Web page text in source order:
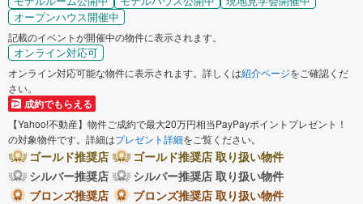
オープンハウス開催中
記載のイベントが開催中の物件に表示されます。
オンライン対応可
オンライン対応可能な物件に表示されます。詳しくは紹介ページをご確認くだ
さい。
成約でもらえる
【Yahoo!不動産】物件ご成約で最大20万円相当PayPayポイントプレゼント！
の対象物件です。詳細はプレゼント詳細をご覧ください。
ゴールド推奨店
ゴールド推奨店 取り扱い物件
シルバー推奨店
シルバー推奨店 取り扱い物件
ブロンズ推奨店
ブロンズ推奨店 取り扱い物件